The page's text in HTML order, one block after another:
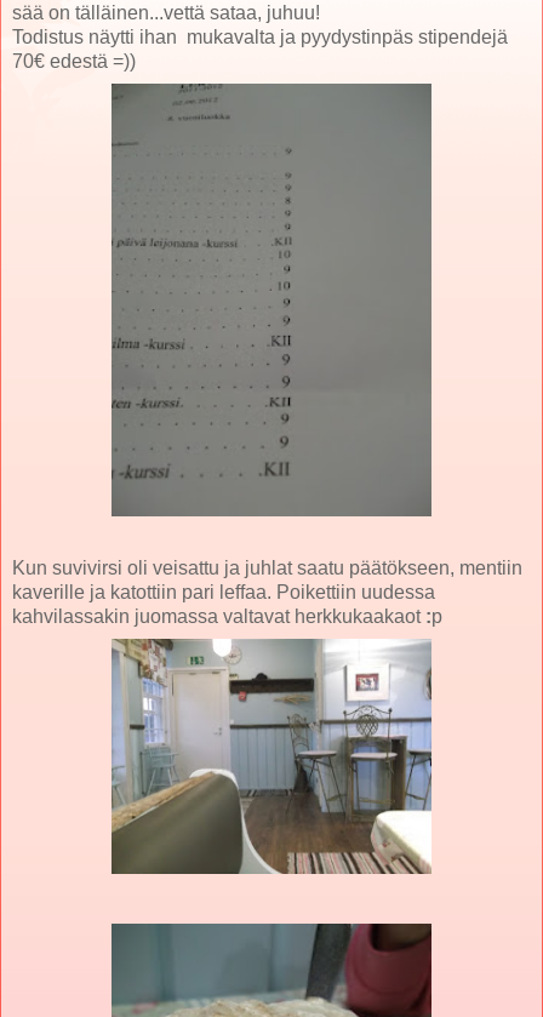
sää on tälläinen...vettä sataa, juhuu!
Todistus näytti ihan mukavalta ja pyydystinpäs stipendejä
70€ edestä =))
Kun suvivirsi oli veisattu ja juhlat saatu päätökseen, mentiin
kaverille ja katottiin pari leffaa. Poikettiin uudessa
kahvilassakin juomassa valtavat herkkukaakaot:p